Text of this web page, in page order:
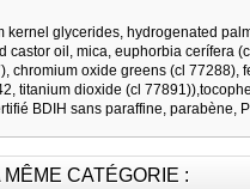
glycerides, hydrogenated
castor oil, mica, euphorbia cerífera
chromium oxide greens (cl
titanium dioxide (cl
BDIH sans paraffine, parabène,
CATÉGORIE :